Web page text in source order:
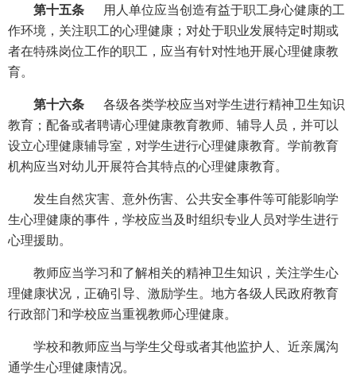
第十五条
用人单位应当创造有益于职工身心健康的工
作环境，关注职工的心理健康；对处于职业发展特定时期或
者在特殊岗位工作的职工，应当有针对性地开展心理健康教
育。
第十六条
各级各类学校应当对学生进行精神卫生知识
教育；配备或者聘请心理健康教育教师、辅导人员，并可以
设立心理健康辅导室，对学生进行心理健康教育。学前教育
机构应当对幼儿开展符合其特点的心理健康教育。
发生自然灾害、意外伤害、公共安全事件等可能影响学
生心理健康的事件，学校应当及时组织专业人员对学生进行
心理援助。
教师应当学习和了解相关的精神卫生知识，关注学生心
理健康状况，正确引导、激励学生。地方各级人民政府教育
行政部门和学校应当重视教师心理健康。
学校和教师应当与学生父母或者其他监护人、近亲属沟
通学生心理健康情况。